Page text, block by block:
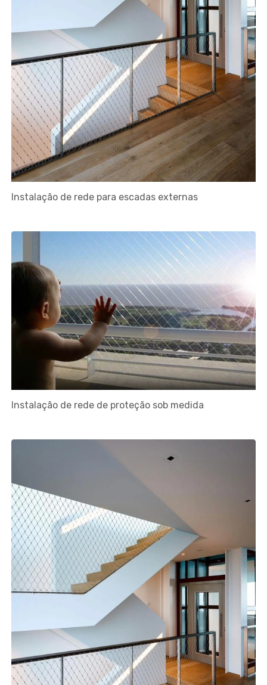
Instalação de rede para escadas externas
Instalação de rede de proteção sob medida